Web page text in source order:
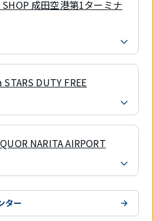
成田空港第1ターミナ
STARS DUTY FREE
NARITA AIRPORT
ター